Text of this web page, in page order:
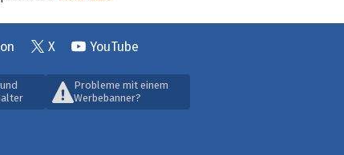
X YouTube
Probleme mit einem
Werbebanner?